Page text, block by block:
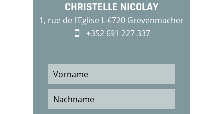
CHRISTELLE NICOLAY
1, rue de l‘Eglise L-6720 Grevenmacher
+352 691 227 337